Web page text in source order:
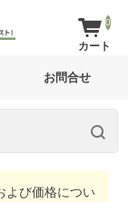
0
お問合せ
よび価格につい